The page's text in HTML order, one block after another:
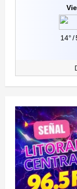
Vie
14°/